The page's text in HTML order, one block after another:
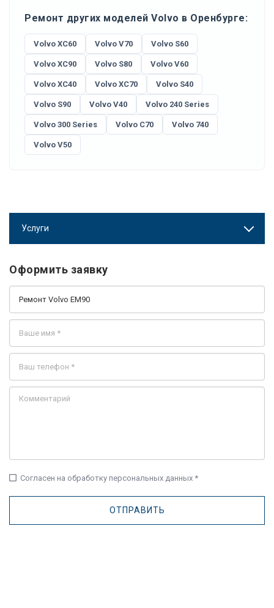
Ремонт других моделей Volvo в Оренбурге:
Volvo XC60 Volvo V70 Volvo S60
Volvo XC90 Volvo S80 Volvo V60
Volvo XC40 Volvo XC70 Volvo S40
Volvo S90 Volvo V40 Volvo 240 Series
Volvo 300 Series Volvo C70 Volvo 740
Volvo V50
Услуги
Оформить заявку
check_box_outline_blank Согласен на обработку персональных данных *